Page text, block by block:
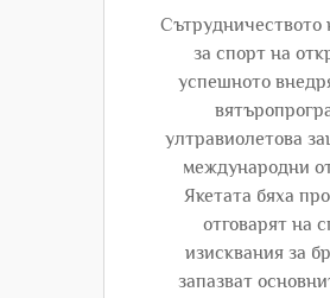
Сътрудничеството
за спорт на
успешното
ултравиолетова
международни
Якетата бяха
отговарят на
изисквания за
запазват